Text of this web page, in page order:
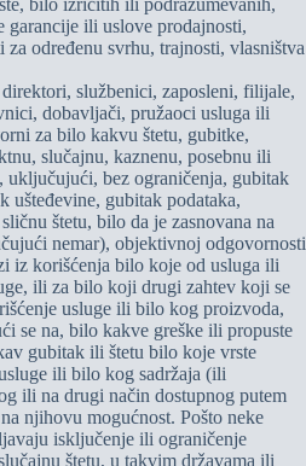
bilo izričitih ili podrazumevanih,
garancije ili uslove prodajnosti,
određenu svrhu, trajnosti, vlasništva
službenici, zaposleni, filijale,
dobavljači, pružaoci usluga ili
za bilo kakvu štetu, gubitke,
slučajnu, kaznenu, posebnu ili
uključujući, bez ograničenja, gubitak
ušteđevine, gubitak podataka,
štetu, bilo da je zasnovana na
nemar), objektivnoj odgovornosti
iz korišćenja bilo koje od usluga ili
ili za bilo koji drugi zahtev koji se
usluge ili bilo kog proizvoda,
se na, bilo kakve greške ili propuste
gubitak ili štetu bilo koje vrste
ili bilo kog sadržaja (ili
ili na drugi način dostupnog putem
njihovu mogućnost. Pošto neke
isključenje ili ograničenje
štetu, u takvim državama ili